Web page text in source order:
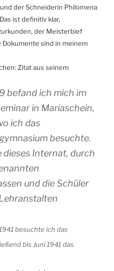
der Schneiderin Philomena
ist definitiv klar,
der Meisterbief
sind in meinem
Zitat aus seinem
befand ich mich im
in Mariaschein,
ich das
besuchte.
dieses Internat, durch
und die Schüler
besuchte ich das
bis Juni 1941 das